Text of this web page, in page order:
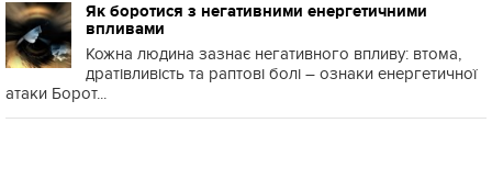
Як боротися з негативними енергетичними
впливами
Кожна людина зазнає негативного впливу: втома,
дратівливість та раптові болі – ознаки енергетичної
атаки Борот...